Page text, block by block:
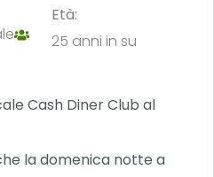
Età:
25 anni in su
Cash Diner Club al
la domenica notte a